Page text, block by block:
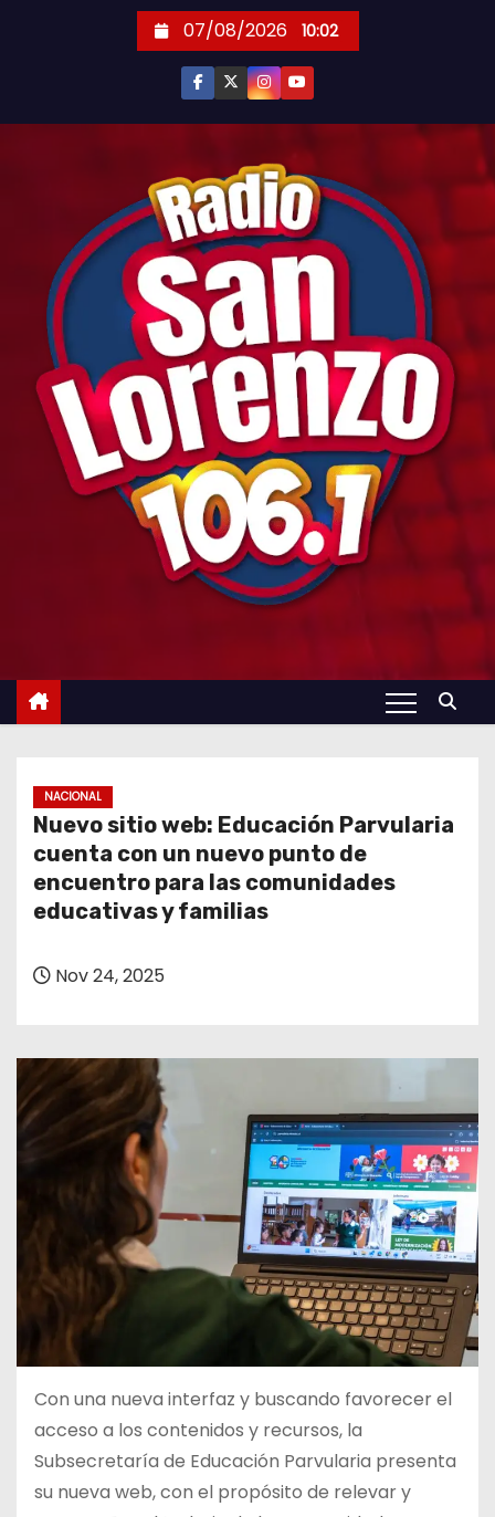
07/08/2026 10:02
NACIONAL
Nuevo sitio web: Educación Parvularia
cuenta con un nuevo punto de
encuentro para las comunidades
educativas y familias
Nov 24, 2025
Con una nueva interfaz y buscando favorecer el
acceso a los contenidos y recursos, la
Subsecretaría de Educación Parvularia presenta
su nueva web, con el propósito de relevar y